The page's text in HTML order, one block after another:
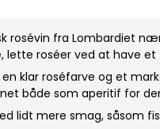
rosévin fra Lombardiet
lette roséer ved at have et
klar roséfarve og et
både som aperitif for
lidt mere smag, såsom